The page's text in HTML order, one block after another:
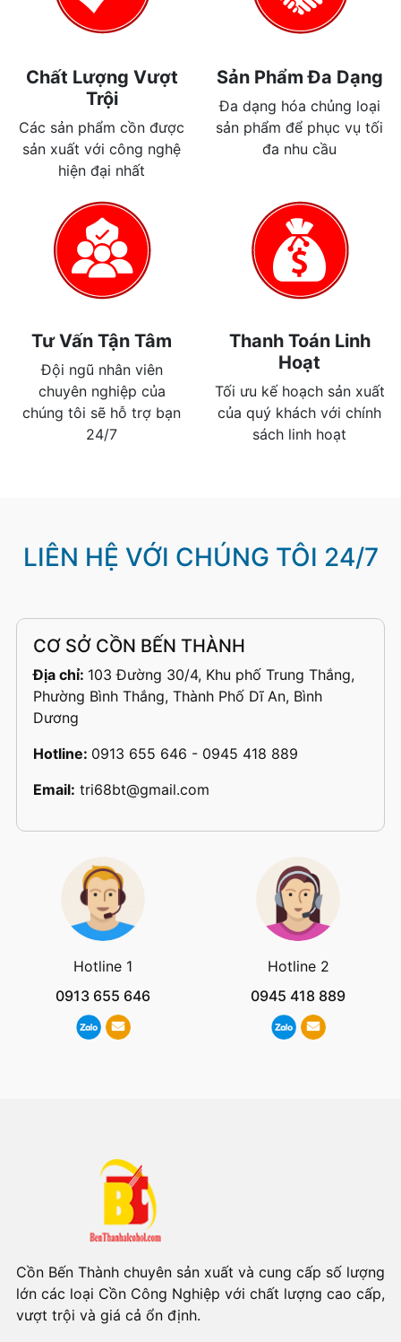
Chất Lượng Vượt
Trội
Các sản phẩm cồn được
sản xuất với công nghệ
hiện đại nhất
Sản Phẩm Đa Dạng
Đa dạng hóa chủng loại
sản phẩm để phục vụ tối
đa nhu cầu
Tư Vấn Tận Tâm
Đội ngũ nhân viên
chuyên nghiệp của
chúng tôi sẽ hỗ trợ bạn
24/7
Thanh Toán Linh
Hoạt
Tối ưu kế hoạch sản xuất
của quý khách với chính
sách linh hoạt
LIÊN HỆ VỚI CHÚNG TÔI 24/7
CƠ SỞ CỒN BẾN THÀNH
Địa chỉ: 103 Đường 30/4, Khu phố Trung Thắng,
Phường Bình Thắng, Thành Phố Dĩ An, Bình
Dương
Hotline: 0913 655 646 - 0945 418 889
Email: tri68bt@gmail.com
Hotline 1
0913 655 646
Hotline 2
0945 418 889
Cồn Bến Thành chuyên sản xuất và cung cấp số lượng
lớn các loại Cồn Công Nghiệp với chất lượng cao cấp,
vượt trội và giá cả ổn định.